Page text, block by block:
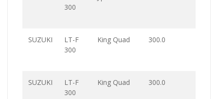
300
SUZUKI
LT-F
300
King Quad 300.0
SUZUKI
LT-F
300
King Quad 300.0